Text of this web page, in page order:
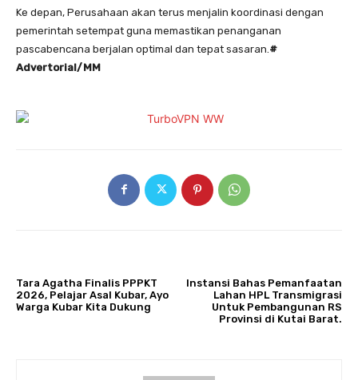
Ke depan, Perusahaan akan terus menjalin koordinasi dengan
pemerintah setempat guna memastikan penanganan
pascabencana berjalan optimal dan tepat sasaran. #
Advertorial/MM
Tara Agatha Finalis PPPKT
2026, Pelajar Asal Kubar, Ayo
Warga Kubar Kita Dukung
Instansi Bahas Pemanfaatan
Lahan HPL Transmigrasi
Untuk Pembangunan RS
Provinsi di Kutai Barat.